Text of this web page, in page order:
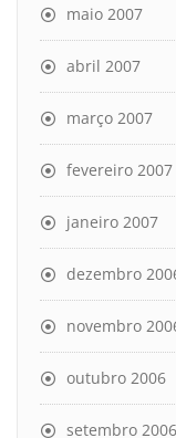
maio 2007
abril 2007
março 2007
fevereiro 2007
janeiro 2007
dezembro
novembro
outubro 2006
setembro 2006